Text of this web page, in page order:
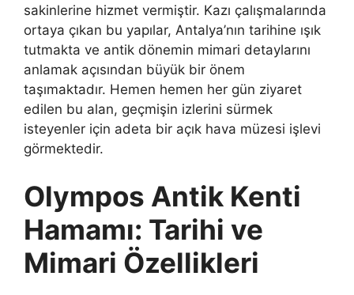
sakinlerine hizmet vermiştir. Kazı çalışmalarında
ortaya çıkan bu yapılar, Antalya’nın tarihine ışık
tutmakta ve antik dönemin mimari detaylarını
anlamak açısından büyük bir önem
taşımaktadır. Hemen hemen her gün ziyaret
edilen bu alan, geçmişin izlerini sürmek
isteyenler için adeta bir açık hava müzesi işlevi
görmektedir.
Olympos Antik Kenti
Hamamı: Tarihi ve
Mimari Özellikleri